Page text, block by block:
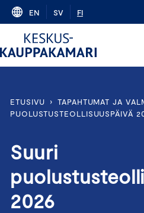
Skip
content
EN SV FI
ETUSIVU › TAPAHTUMAT JA
PUOLUSTUSTEOLLISUUSPÄIVÄ
Suuri
2026